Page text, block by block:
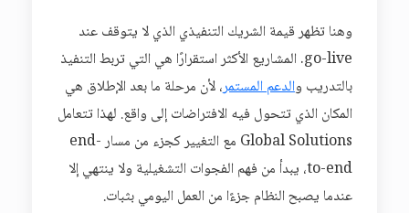
وهنا تظهر قيمة الشريك التنفيذي الذي لا يتوقف عند
go-live. المشاريع الأكثر استقرارًا هي التي تربط التنفيذ
بالتدريب والدعم المستمر، لأن مرحلة ما بعد الإطلاق هي
المكان الذي تتحول فيه الافتراضات إلى واقع. لهذا تتعامل
Global Solutions مع التغيير كجزء من مسار end-
to-end، يبدأ من فهم الفجوات التشغيلية ولا ينتهي إلا
عندما يصبح النظام جزءًا من العمل اليومي بثبات.